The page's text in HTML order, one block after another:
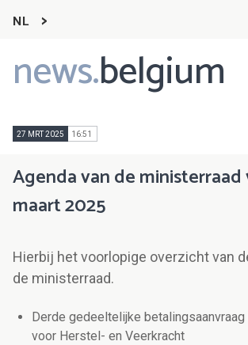
NL
news.belgium
Main
navigation
27 MRT 2025 16:51
Agenda van de ministerraad
maart 2025
Hierbij het voorlopige overzicht van
de ministerraad.
Derde gedeeltelijke betalingsaanvraag
voor Herstel- en Veerkracht